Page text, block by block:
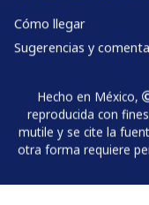
Cómo llegar
Sugerencias y
Hecho en México,
reproducida con
mutile y se cite la
otra forma requiere